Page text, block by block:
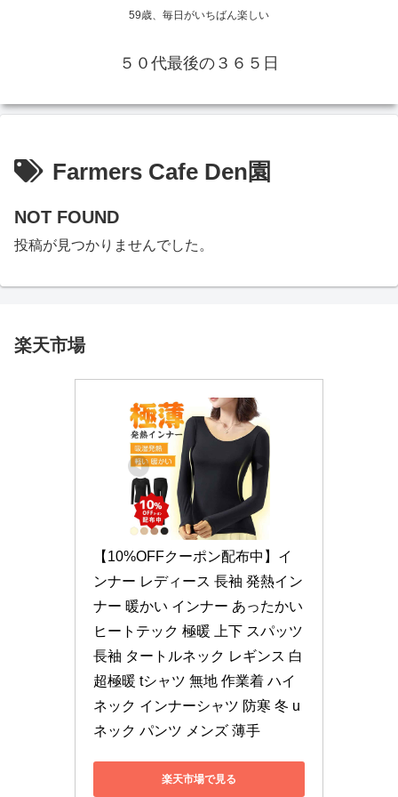
59歳、毎日がいちばん楽しい
５０代最後の３６５日
Farmers Cafe Den園
NOT FOUND
投稿が見つかりませんでした。
楽天市場
【10%OFFクーポン配布中】イ
ンナー レディース 長袖 発熱イン
ナー 暖かい インナー あったかい
ヒートテック 極暖 上下 スパッツ
長袖 タートルネック レギンス 白
超極暖 tシャツ 無地 作業着 ハイ
ネック インナーシャツ 防寒 冬 u
ネック パンツ メンズ 薄手
楽天市場で見る